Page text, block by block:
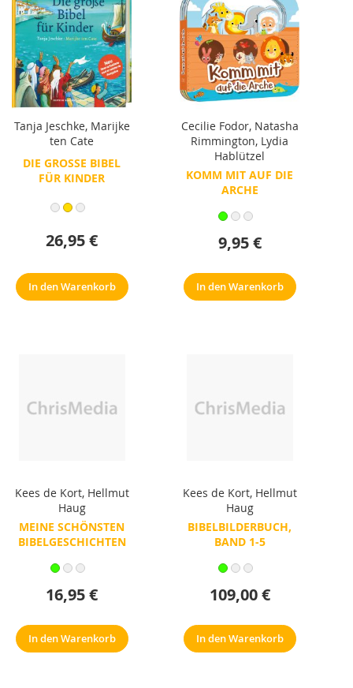
Tanja Jeschke, Marijke
ten Cate
DIE GROSSE BIBEL F
ÜR KINDER
26,95 €
In den Warenkorb
Cecilie Fodor, Natasha
Rimmington, Lydia
Hablützel
KOMM MIT AUF DIE
ARCHE
9,95 €
In den Warenkorb
Kees de Kort, Hellmut
Haug
MEINE SCHÖNSTEN
BIBELGESCHICHTEN
16,95 €
In den Warenkorb
Kees de Kort, Hellmut
Haug
BIBELBILDERBUCH,
BAND 1-5
109,00 €
In den Warenkorb